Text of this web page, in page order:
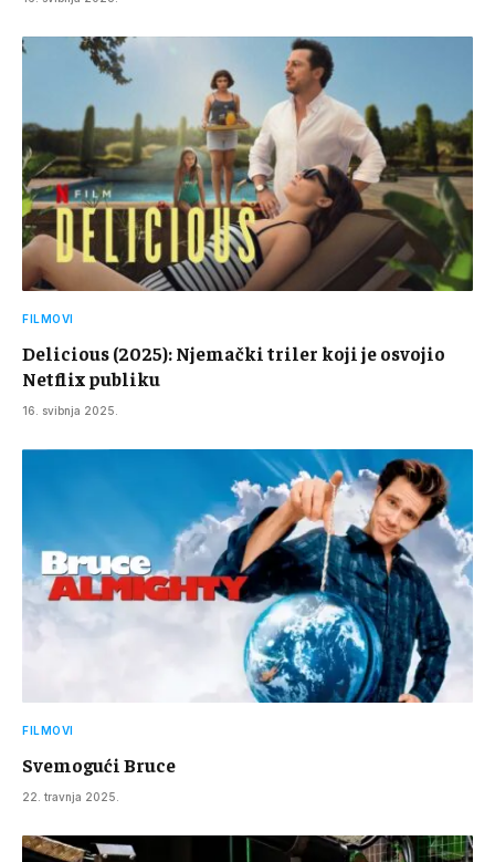
FILMOVI
Delicious (2025): Njemački triler koji je osvojio
Netflix publiku
16. svibnja 2025.
FILMOVI
Svemogući Bruce
22. travnja 2025.